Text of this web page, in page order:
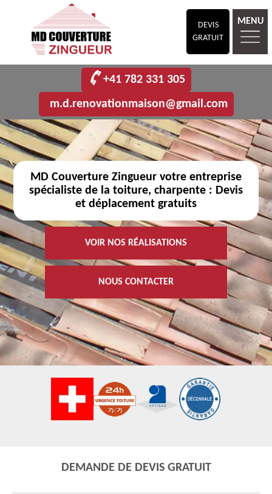
DEVIS
GRATUIT
MENU
+41 782 331 305
m.d.renovationmaison@gmail.com
MD Couverture Zingueur votre entreprise
spécialiste de la toiture, charpente : Devis
et déplacement gratuits
VOIR NOS RÉALISATIONS
NOUS CONTACTER
DEMANDE DE DEVIS GRATUIT